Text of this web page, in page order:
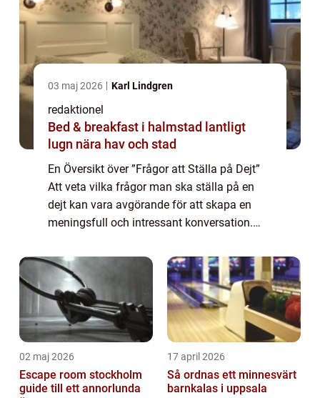
03 maj 2026 Karl Lindgren
redaktionel
Bed & breakfast i halmstad lantligt
lugn nära hav och stad
En Översikt över ”Frågor att Ställa på Dejt”
Att veta vilka frågor man ska ställa på en
dejt kan vara avgörande för att skapa en
meningsfull och intressant konversation.
engagemang kan du både bygga för...
02 maj 2026
Escape room stockholm
guide till ett annorlunda
17 april 2026
Så ordnas ett minnesvärt
barnkalas i uppsala